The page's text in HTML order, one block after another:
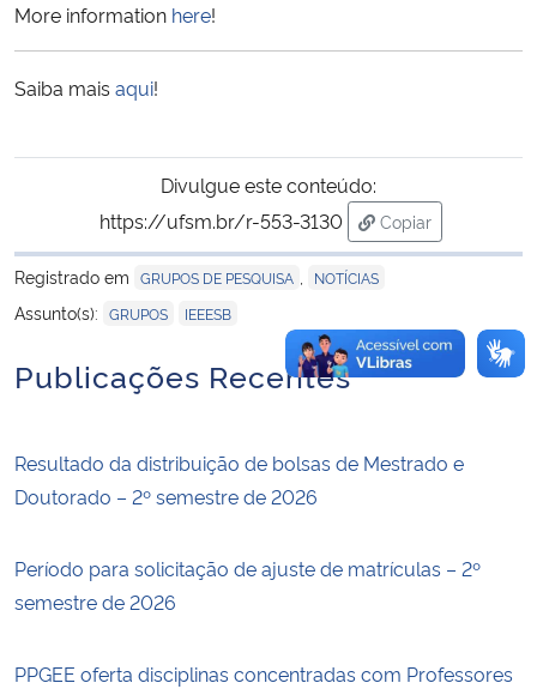
Planalto
More information here!
Saiba mais aqui!
Divulgue este conteúdo:
https://ufsm.br/r-553-3130
Copiar
para área de
Registrado em GRUPOS DE PESQUISA NOTÍCIAS
Assunto(s): GRUPOS IEEESB
Publicações Recentes
Resultado da distribuição de bolsas de Mestrado e
Doutorado – 2º semestre de 2026
Período para solicitação de ajuste de matrículas – 2º
semestre de 2026
PPGEE oferta disciplinas concentradas com Professores